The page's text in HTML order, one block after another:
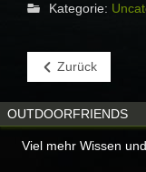
Kategorie:
Zurück
OUTDOORFRIENDS
Viel mehr Wissen